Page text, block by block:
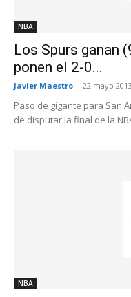
NBA
Los Spurs ganan
ponen el 2-0...
Javier Maestro - 22 mayo 2013
Paso de gigante para San
de disputar la final de la
NBA